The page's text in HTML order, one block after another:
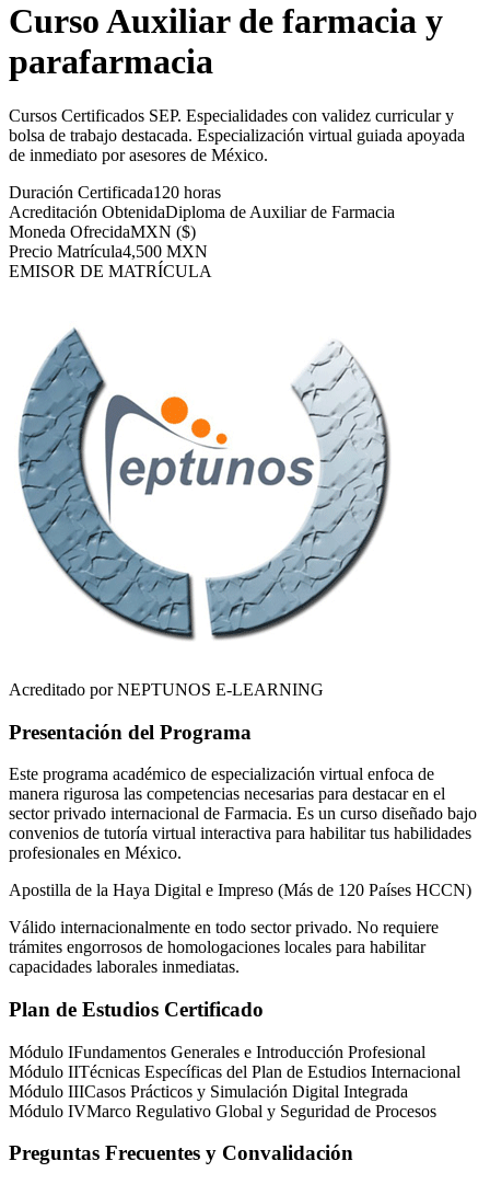
Curso Auxiliar de farmacia y
parafarmacia
Cursos Certificados SEP. Especialidades con validez curricular y
bolsa de trabajo destacada. Especialización virtual guiada apoyada
de inmediato por asesores de México.
Duración Certificada120 horas
Acreditación ObtenidaDiploma de Auxiliar de Farmacia
Moneda OfrecidaMXN ($)
Precio Matrícula4,500 MXN
EMISOR DE MATRÍCULA
Acreditado por NEPTUNOS E-LEARNING
Presentación del Programa
Este programa académico de especialización virtual enfoca de
manera rigurosa las competencias necesarias para destacar en el
sector privado internacional de Farmacia. Es un curso diseñado bajo
convenios de tutoría virtual interactiva para habilitar tus habilidades
profesionales en México.
Apostilla de la Haya Digital e Impreso (Más de 120 Países HCCN)
Válido internacionalmente en todo sector privado. No requiere
trámites engorrosos de homologaciones locales para habilitar
capacidades laborales inmediatas.
Plan de Estudios Certificado
Módulo IFundamentos Generales e Introducción Profesional
Módulo IITécnicas Específicas del Plan de Estudios Internacional
Módulo IIICasos Prácticos y Simulación Digital Integrada
Módulo IVMarco Regulativo Global y Seguridad de Procesos
Preguntas Frecuentes y Convalidación